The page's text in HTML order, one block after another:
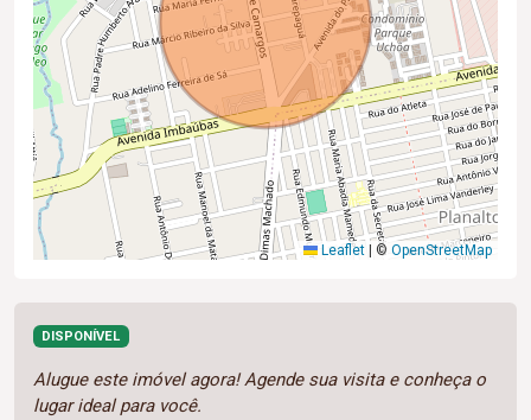
Leaflet | © OpenStreetMap
DISPONÍVEL
Alugue este imóvel agora! Agende sua visita e conheça o
lugar ideal para você.